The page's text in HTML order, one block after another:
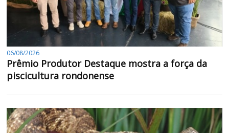
06/08/2026
Prêmio Produtor Destaque mostra a força da
piscicultura rondonense